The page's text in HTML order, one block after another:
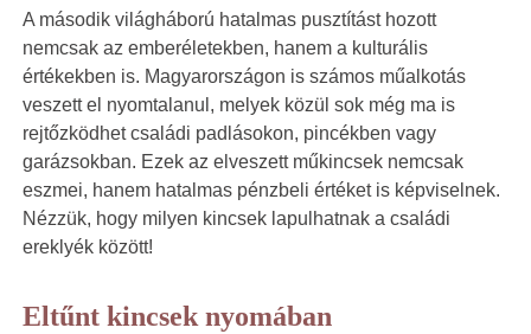
A második világháború hatalmas pusztítást hozott
nemcsak az emberéletekben, hanem a kulturális
értékekben is. Magyarországon is számos műalkotás
veszett el nyomtalanul, melyek közül sok még ma is
rejtőzködhet családi padlásokon, pincékben vagy
garázsokban. Ezek az elveszett műkincsek nemcsak
eszmei, hanem hatalmas pénzbeli értéket is képviselnek.
Nézzük, hogy milyen kincsek lapulhatnak a családi
ereklyék között!
Eltűnt kincsek nyomában